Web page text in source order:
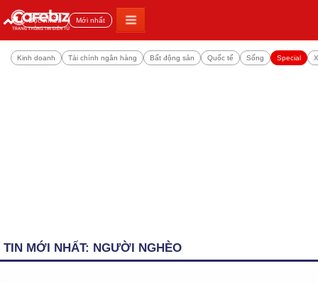
Đọc nhiều Mới nhất
Kinh doanh Tài chính ngân hàng Bất động sản Quốc tế Sống Special
TIN MỚI NHẤT: NGƯỜI NGHÈO